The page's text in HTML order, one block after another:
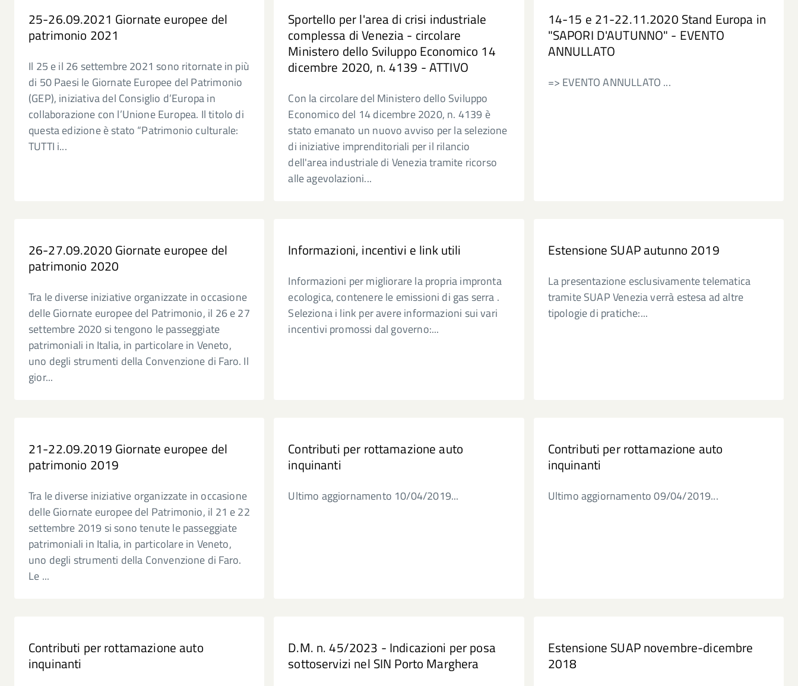
25-26.09.2021 Giornate europee del
patrimonio 2021
Il 25 e il 26 settembre 2021 sono ritornate in più
di 50 Paesi le Giornate Europee del Patrimonio
(GEP), iniziativa del Consiglio d’Europa in
collaborazione con l’Unione Europea. Il titolo di
questa edizione è stato “Patrimonio culturale:
TUTTI i...
Sportello per l'area di crisi industriale
complessa di Venezia - circolare
Ministero dello Sviluppo Economico 14
dicembre 2020, n. 4139 - ATTIVO
Con la circolare del Ministero dello Sviluppo
Economico del 14 dicembre 2020, n. 4139 è
stato emanato un nuovo avviso per la selezione
di iniziative imprenditoriali per il rilancio
dell'area industriale di Venezia tramite ricorso
alle agevolazioni...
14-15 e 21-22.11.2020 Stand Europa in
"SAPORI D'AUTUNNO" - EVENTO
ANNULLATO
=> EVENTO ANNULLATO ...
26-27.09.2020 Giornate europee del
patrimonio 2020
Tra le diverse iniziative organizzate in occasione
delle Giornate europee del Patrimonio, il 26 e 27
settembre 2020 si tengono le passeggiate
patrimoniali in Italia, in particolare in Veneto,
uno degli strumenti della Convenzione di Faro. Il
gior...
Informazioni, incentivi e link utili
Informazioni per migliorare la propria impronta
ecologica, contenere le emissioni di gas serra .
Seleziona i link per avere informazioni sui vari
incentivi promossi dal governo:...
Estensione SUAP autunno 2019
La presentazione esclusivamente telematica
tramite SUAP Venezia verrà estesa ad altre
tipologie di pratiche:...
21-22.09.2019 Giornate europee del
patrimonio 2019
Tra le diverse iniziative organizzate in occasione
delle Giornate europee del Patrimonio, il 21 e 22
settembre 2019 si sono tenute le passeggiate
patrimoniali in Italia, in particolare in Veneto,
uno degli strumenti della Convenzione di Faro.
Le ...
Contributi per rottamazione auto
inquinanti
Ultimo aggiornamento 10/04/2019...
Contributi per rottamazione auto
inquinanti
Ultimo aggiornamento 09/04/2019...
Contributi per rottamazione auto
inquinanti
D.M. n. 45/2023 - Indicazioni per posa
sottoservizi nel SIN Porto Marghera
Estensione SUAP novembre-dicembre
2018